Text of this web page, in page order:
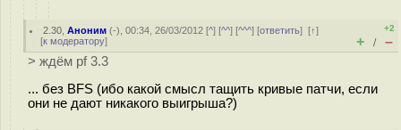
2.30 ,Аноним (-), 00:34, 26/03/2012 [^] [^^] [^^^] [ответить][↑]
[к модератору]
+2
+ / –
> ждём pf 3.3
... без BFS (ибо какой смысл тащить кривые патчи, если
они не дают никакого выигрыша?)